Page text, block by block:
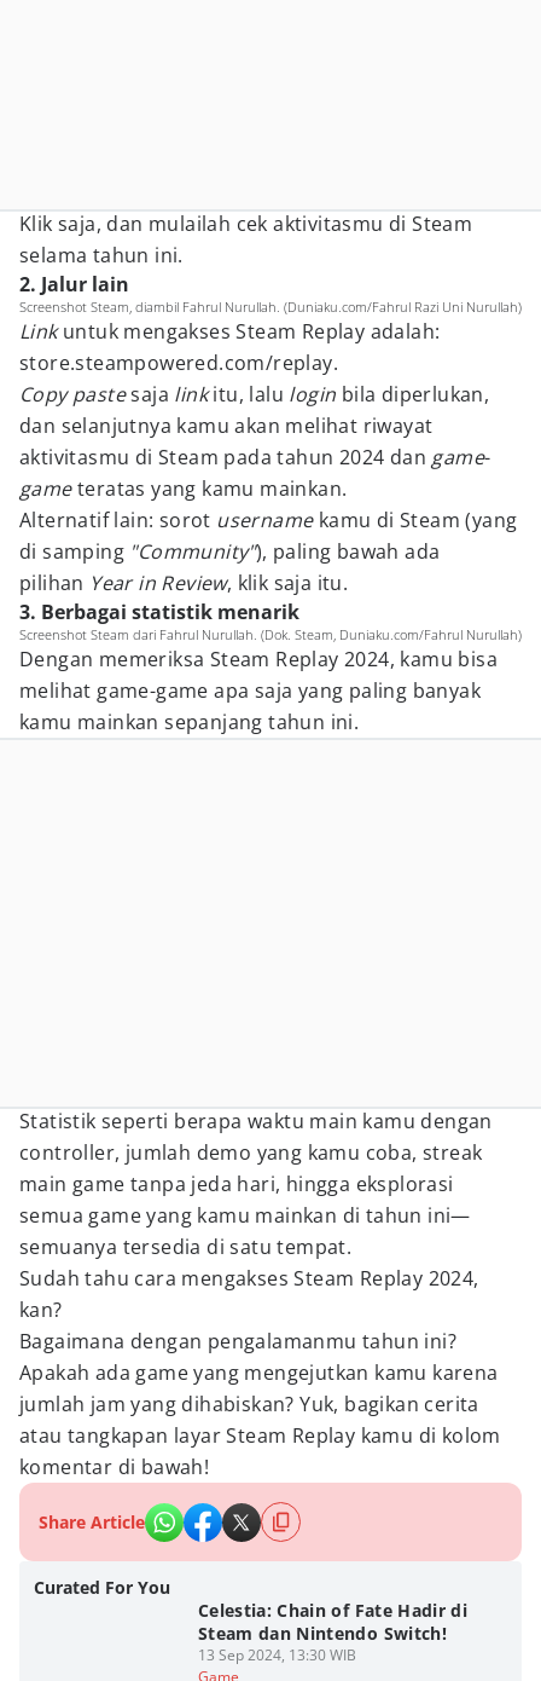
Klik saja, dan mulailah cek aktivitasmu di Steam
selama tahun ini.
2. Jalur lain
Screenshot Steam, diambil Fahrul Nurullah. (Duniaku.com/Fahrul Razi Uni Nurullah)
Linkuntuk mengakses Steam Replay adalah:
store.steampowered.com/replay.
Copy pastesaja linkitu, lalu login bila diperlukan,
dan selanjutnya kamu akan melihat riwayat
aktivitasmu di Steam pada tahun 2024 dan game-
gameteratas yang kamu mainkan.
Alternatif lain: sorot username kamu di Steam (yang
di samping "Community"), paling bawah ada
pilihan Year in Review, klik saja itu.
3. Berbagai statistik menarik
Screenshot Steam dari Fahrul Nurullah. (Dok. Steam, Duniaku.com/Fahrul Nurullah)
Dengan memeriksa Steam Replay 2024, kamu bisa
melihat game-game apa saja yang paling banyak
kamu mainkan sepanjang tahun ini.
Statistik seperti berapa waktu main kamu dengan
controller, jumlah demo yang kamu coba, streak
main game tanpa jeda hari, hingga eksplorasi
semua game yang kamu mainkan di tahun ini—
semuanya tersedia di satu tempat.
Sudah tahu cara mengakses Steam Replay 2024,
kan?
Bagaimana dengan pengalamanmu tahun ini?
Apakah ada game yang mengejutkan kamu karena
jumlah jam yang dihabiskan? Yuk, bagikan cerita
atau tangkapan layar Steam Replay kamu di kolom
komentar di bawah!
Share Article
Curated For You
Celestia: Chain of Fate Hadir di
Steam dan Nintendo Switch!
13 Sep 2024, 13:30 WIB
Game